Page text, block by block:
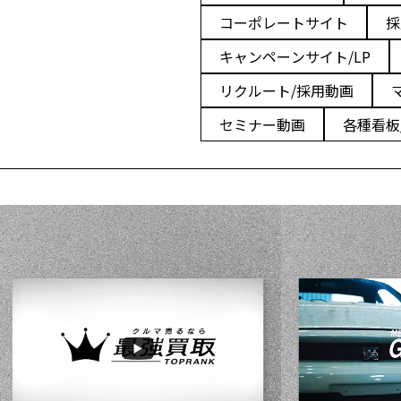
コーポレートサイト
キャンペーンサイト/LP
リクルート/採用動画
セミナー動画
各種看